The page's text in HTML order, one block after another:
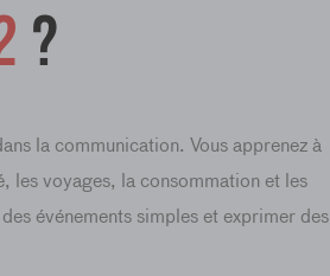
?
la communication. Vous apprenez à
les voyages, la consommation et les
événements simples et exprimer des